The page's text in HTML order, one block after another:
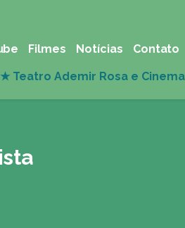
Filmes Notícias Contato